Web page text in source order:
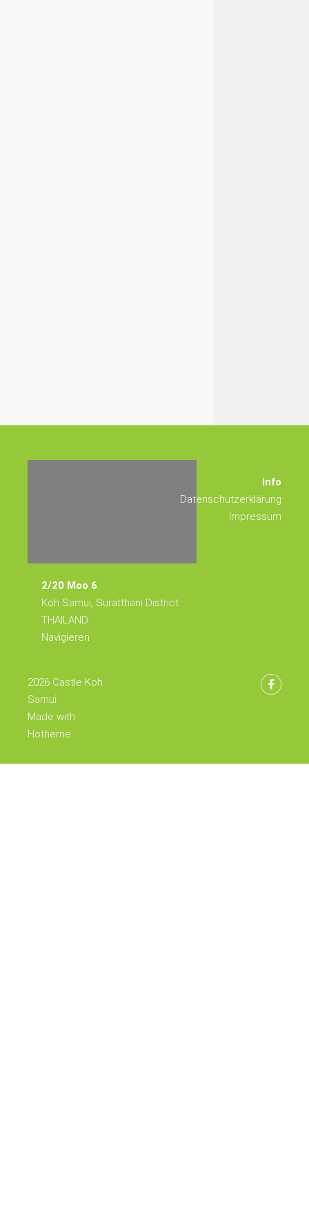
2/20 Moo 6
Koh Samui, Suratthani District
THAILAND
Navigieren
Info
Datenschutzerklärung
Impressum
2026 Castle Koh
Samui
Made with
Hotheme